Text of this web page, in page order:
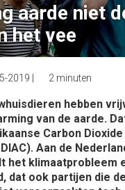
aarde niet
het vee
2019 2 minuten
hebben
van de aarde.
Carbon
Aan de
het klimaatprobleem
dat ook partijen die